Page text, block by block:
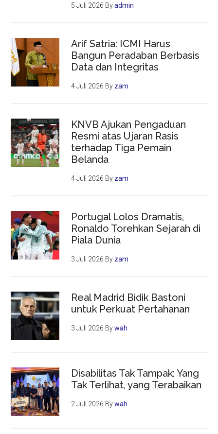
5 Juli 2026 Byadmin
Arif Satria: ICMI Harus
Bangun Peradaban Berbasis
Data dan Integritas
4 Juli 2026 By zam
KNVB Ajukan Pengaduan
Resmi atas Ujaran Rasis
terhadap Tiga Pemain
Belanda
4 Juli 2026 By zam
Portugal Lolos Dramatis,
Ronaldo Torehkan Sejarah di
Piala Dunia
3 Juli 2026 By zam
Real Madrid Bidik Bastoni
untuk Perkuat Pertahanan
3 Juli 2026 Bywah
Disabilitas Tak Tampak: Yang
Tak Terlihat, yang Terabaikan
2 Juli 2026 Bywah